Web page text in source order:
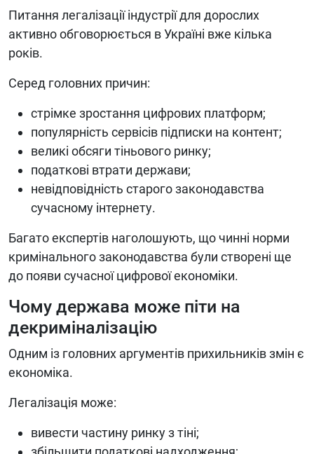
Питання легалізації індустрії для дорослих
активно обговорюється в Україні вже кілька
років.
Серед головних причин:
стрімке зростання цифрових платформ;
популярність сервісів підписки на контент;
великі обсяги тіньового ринку;
податкові втрати держави;
невідповідність старого законодавства
сучасному інтернету.
Багато експертів наголошують, що чинні норми
кримінального законодавства були створені ще
до появи сучасної цифрової економіки.
Чому держава може піти на
декриміналізацію
Одним із головних аргументів прихильників змін є
економіка.
Легалізація може:
вивести частину ринку з тіні;